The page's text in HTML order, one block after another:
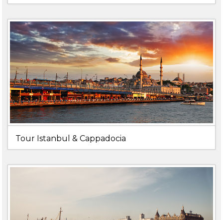
Tour Istanbul & Cappadocia